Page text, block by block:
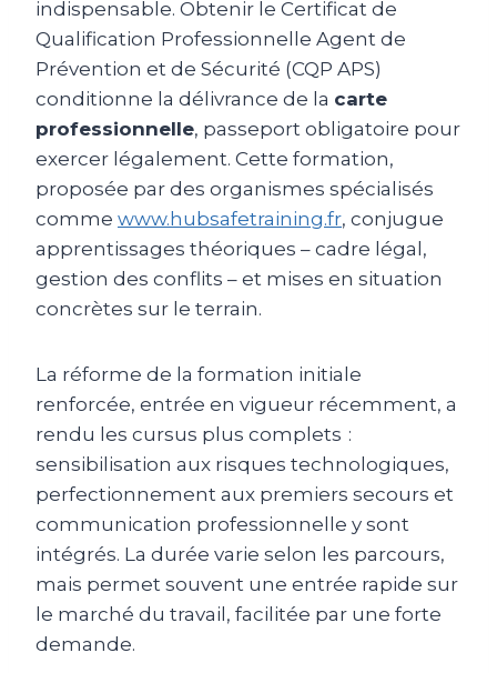
indispensable. Obtenir le Certificat de
Qualification Professionnelle Agent de
Prévention et de Sécurité (CQP APS)
conditionne la délivrance de la carte
professionnelle, passeport obligatoire pour
exercer légalement. Cette formation,
proposée par des organismes spécialisés
comme www.hubsafetraining.fr, conjugue
apprentissages théoriques – cadre légal,
gestion des conflits – et mises en situation
concrètes sur le terrain.
La réforme de la formation initiale
renforcée, entrée en vigueur récemment, a
rendu les cursus plus complets :
sensibilisation aux risques technologiques,
perfectionnement aux premiers secours et
communication professionnelle y sont
intégrés. La durée varie selon les parcours,
mais permet souvent une entrée rapide sur
le marché du travail, facilitée par une forte
demande.